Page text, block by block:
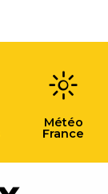
Météo
France